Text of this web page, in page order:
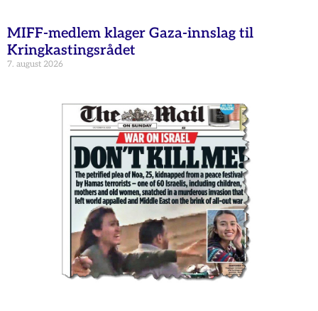
MIFF-medlem klager Gaza-innslag til
Kringkastingsrådet
7. august 2026